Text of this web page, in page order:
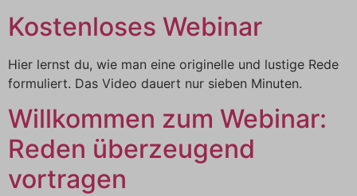
Kostenloses Webinar
Hier lernst du, wie man eine originelle und lustige Rede
formuliert. Das Video dauert nur sieben Minuten.
Willkommen zum Webinar:
Reden überzeugend
vortragen